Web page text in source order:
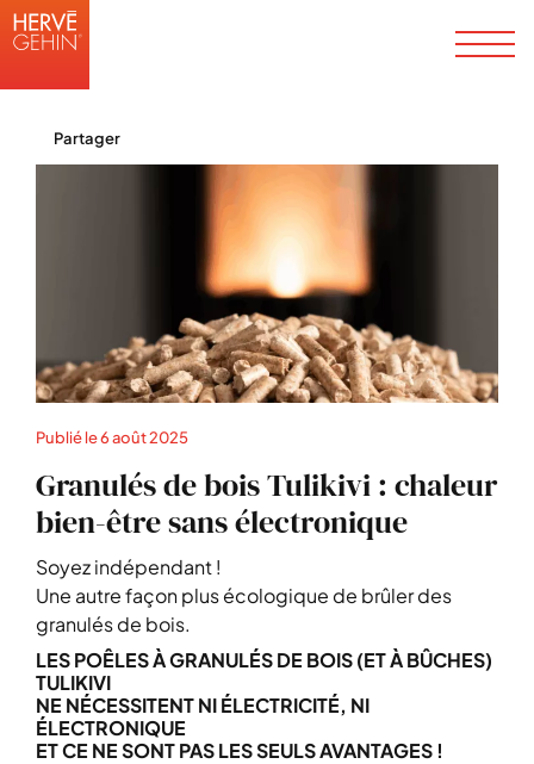
Partager
Publié le6 août 2025
Granulés de bois Tulikivi : chaleur
bien-être sans électronique
Soyez indépendant !
Une autre façon plus écologique de brûler des
granulés de bois.
LES POÊLES À GRANULÉS DE BOIS (ET À BÛCHES)
TULIKIVI
NE NÉCESSITENT NI ÉLECTRICITÉ, NI
ÉLECTRONIQUE
ET CE NE SONT PAS LES SEULS AVANTAGES !